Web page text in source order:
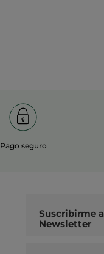
Pago seguro
Suscribirme a
Newsletter